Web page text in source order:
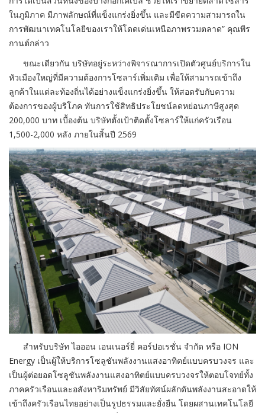
ในภูมิภาค มีภาพลักษณ์ที่แข็งแกร่งยิ่งขึ้น และมีขีดความสามารถใน
การพัฒนาเทคโนโลยีของเราให้โดดเด่นเหนือภาพรวมตลาด” คุณพีร
กานต์กล่าว
ขณะเดียวกัน บริษัทอยู่ระหว่างพิจารณาการเปิดตัวศูนย์บริการใน
หัวเมืองใหญ่ที่มีความต้องการโซลาร์เพิ่มเติม เพื่อให้สามารถเข้าถึง
ลูกค้าในแต่ละท้องถิ่นได้อย่างแข็งแกร่งยิ่งขึ้น ให้สอดรับกับความ
ต้องการของผู้บริโภค ทันการใช้สิทธิประโยชน์ลดหย่อนภาษีสูงสุด
200,000 บาท เบื้องต้น บริษัทตั้งเป้าติดตั้งโซลาร์ให้แก่ครัวเรือน
1,500-2,000 หลัง ภายในสิ้นปี 2569
สำหรับบริษัท ไอออน เอนเนอร์ยี่ คอร์ปอเรชั่น จำกัด หรือ ION
Energy เป็นผู้ให้บริการโซลูชันพลังงานแสงอาทิตย์แบบครบวงจร และ
เป็นผู้ต่อยอดโซลูชันพลังงานแสงอาทิตย์แบบครบวงจรให้ตอบโจทย์ทั้ง
ภาคครัวเรือนและอสังหาริมทรัพย์ มีวิสัยทัศน์ผลักดันพลังงานสะอาดให้
เข้าถึงครัวเรือนไทยอย่างเป็นรูปธรรมและยั่งยืน โดยผสานเทคโนโลยี